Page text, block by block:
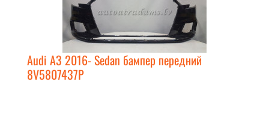
Audi A3 2016- Sedan бампер передний
8V5807437P